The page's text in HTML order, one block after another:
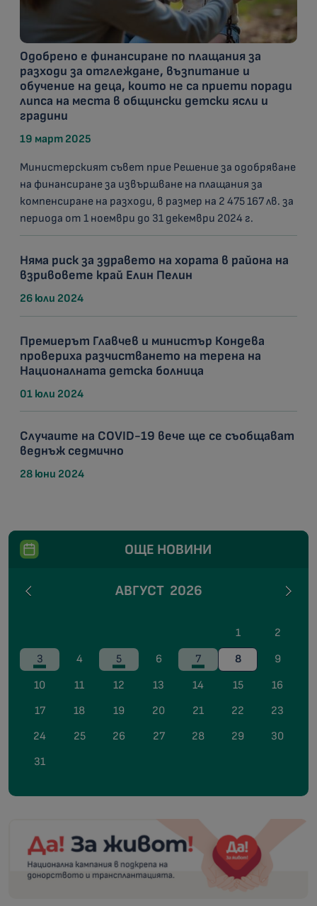
Одобрено е финансиране по плащания за
разходи за отглеждане, възпитание и
обучение на деца, които не са приети поради
липса на места в общински детски ясли и
градини
19 март 2025
Министерският съвет прие Решение за одобряване
на финансиране за извършване на плащания за
компенсиране на разходи, в размер на 2 475 167 лв. за
периода от 1 ноември до 31 декември 2024 г.
Няма риск за здравето на хората в района на
взривовете край Елин Пелин
26 юли 2024
Премиерът Главчев и министър Кондева
провериха разчистването на терена на
Националната детска болница
01 юли 2024
Случаите на COVID-19 вече ще се съобщават
веднъж седмично
28 юни 2024
ОЩЕ НОВИНИ
АВГУСТ 2026
1
2
3
4 5 6 7 8
9
10
11 12 13 14 15
16
17
18 19 20 21 22
23
24
25 26 27 28 29
30
31